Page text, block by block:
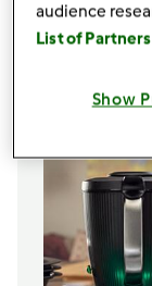
220g
2łyżeczki
audience
List of
Show